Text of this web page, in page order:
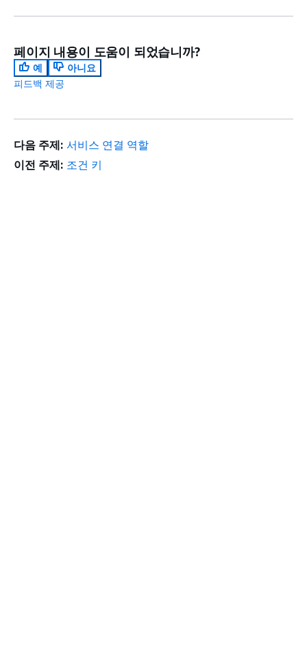
페이지 내용이 도움이 되었습니까?
예
아니요
피드백 제공
다음 주제: 서비스 연결 역할
이전 주제: 조건 키